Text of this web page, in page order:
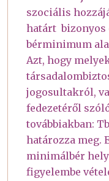
szociális
határt bizonyos
bérminimum
Azt, hogy
jogosultakról,
fedezetéről
továbbiakban:
határozza meg.
minimálbér
figyelembe